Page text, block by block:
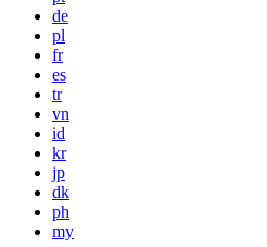
de
pl
fr
es
tr
vn
id
kr
jp
dk
ph
my